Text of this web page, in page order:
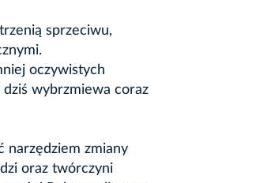
sprzeciwu,
oczywistych
wybrzmiewa coraz
narzędziem zmiany
oraz twórczyni